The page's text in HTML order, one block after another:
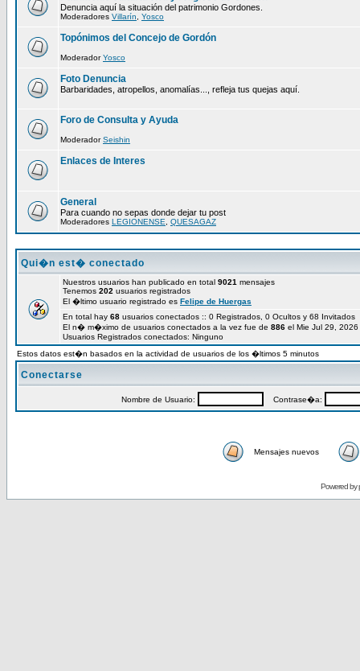
Denuncia aquí la situación del patrimonio Gordones.
Moderadores Villarín Yosco
Topónimos del Concejo de Gordón
ModeradorYosco
Foto Denuncia
Barbaridades, atropellos, anomalías..., refleja tus quejas aquí.
Foro de Consulta y Ayuda
ModeradorSeishin
Enlaces de Interes
General
Para cuando no sepas donde dejar tu post
Moderadores LEGIONENSE QUESAGAZ
Qui�n est� conectado
Nuestros usuarios han publicado en total 9021 mensajes
Tenemos 202 usuarios registrados
El �ltimo usuario registrado es Felipe de Huergas
En total hay 68 usuarios conectados :: 0 Registrados, 0 Ocultos y 68
El n� m�ximo de usuarios conectados a la vez fue de 886 el Mie Jul 29,
Usuarios Registrados conectados: Ninguno
Estos datos est�n basados en la actividad de usuarios de los �ltimos 5 minutos
Conectarse
Nombre de Usuario: Contrase�a:
Mensajes nuevos
Powered by